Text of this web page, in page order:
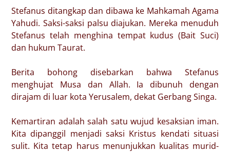
Stefanus ditangkap dan dibawa ke Mahkamah Agama
Yahudi. Saksi-saksi palsu diajukan. Mereka menuduh
Stefanus telah menghina tempat kudus (Bait Suci)
dan hukum Taurat.
Berita bohong disebarkan bahwa Stefanus
menghujat Musa dan Allah. Ia dibunuh dengan
dirajam di luar kota Yerusalem, dekat Gerbang Singa.
Kemartiran adalah salah satu wujud kesaksian iman.
Kita dipanggil menjadi saksi Kristus kendati situasi
sulit. Kita tetap harus menunjukkan kualitas murid-